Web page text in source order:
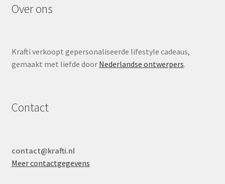
Over ons
Krafti verkoopt gepersonaliseerde lifestyle cadeaus,
gemaakt met liefde door Nederlandse ontwerpers.
Contact
contact@krafti.nl
Meer contactgegevens